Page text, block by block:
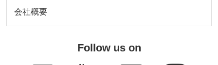
会社概要
Follow us on